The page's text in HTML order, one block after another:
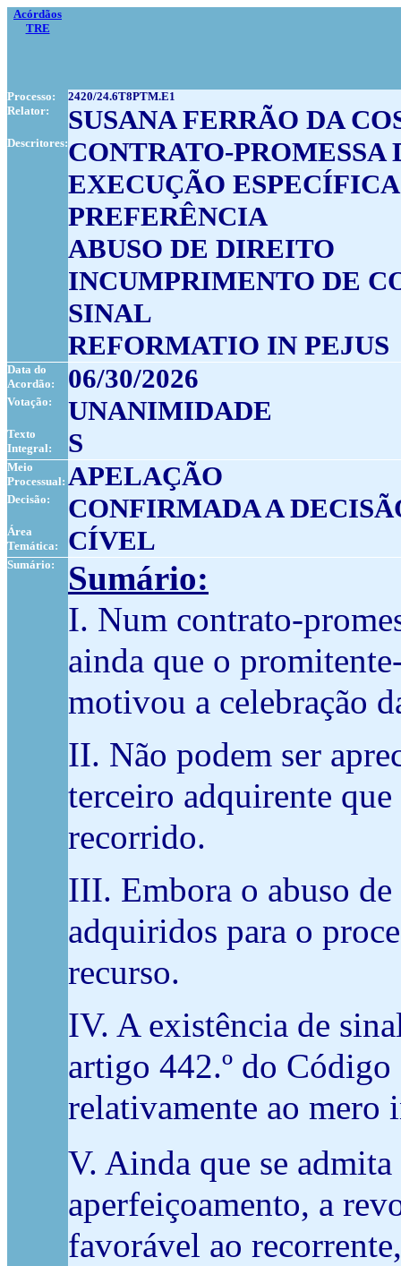
Acórdãos
TRE
Processo:
2420/24.6T8PTM.E1
Relator:
SUSANA FERRÃO DA
Descritores:CONTRATO-PROMESSA
EXECUÇÃO ESPECÍFICA
PREFERÊNCIA
ABUSO DE DIREITO
INCUMPRIMENTO DE
SINAL
REFORMATIO IN PEJUS
Data do
Acordão:
06/30/2026
Votação: UNANIMIDADE
Texto
Integral:
S
Meio
Processual: APELAÇÃO
Decisão: CONFIRMADA A
Área
Temática:
CÍVEL
Sumário:
Sumário:
I. Num contrato-
ainda que o
motivou a celebração
II. Não podem ser
terceiro adquirente
recorrido.
III. Embora o abuso de
adquiridos para o
recurso.
IV. A existência de
artigo 442.º do
relativamente ao mero
V. Ainda que se
aperfeiçoamento, a
favorável ao